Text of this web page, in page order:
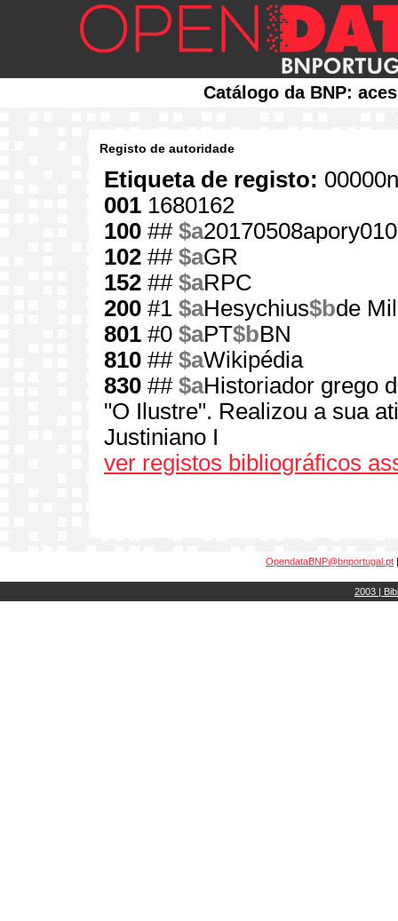
Catálogo da BNP:
Registo de autoridade
Etiqueta de registo:
001 1680162
100 ## $a
102 ## $aGR
152 ## $aRPC
200 #1 $aHesychius$bde
801 #0 $aPT$bBN
810 ## $aWikipédia
830 ## $aHistoriador grego
"O Ilustre". Realizou a sua
Justiniano I
ver registos bibliográficos
OpendataBNP@bnportugal.pt
2003 |